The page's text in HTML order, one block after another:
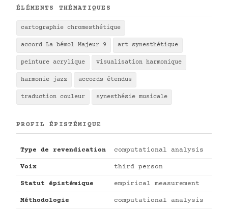
ÉLÉMENTS THÉMATIQUES
cartographie chromesthétique
accord La bémol Majeur 9 art synesthétique
peinture acrylique visualisation harmonique
harmonie jazz accords étendus
traduction couleur synesthésie musicale
PROFIL ÉPISTÉMIQUE
Type de revendication computational analysis
Voix third person
Statut épistémique empirical measurement
Méthodologie computational analysis